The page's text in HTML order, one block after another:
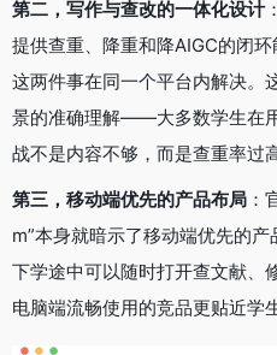
第二，写作与查改的一体化设计
提供查重、降重和降AIGC的闭环
这两件事在同一个平台内解决。
景的准确理解——大多数学生在
战不是内容不够，而是查重率过
第三，移动端优先的产品布局 ：
m”本身就暗示了移动端优先的
下学途中可以随时打开查文献、
电脑端流畅使用的竞品更贴近学